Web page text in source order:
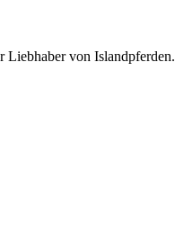
von Islandpferden.